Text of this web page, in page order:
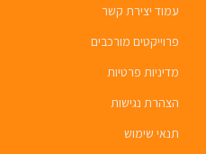
עמוד יצירת קשר
פרוייקטים מורכבים
מדיניות פרטיות
הצהרת נגישות
תנאי שימוש